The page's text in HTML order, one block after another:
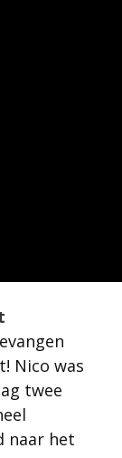
Nico was
twee
naar het